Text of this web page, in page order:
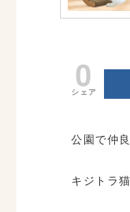
0
シェア
公園で仲
キジトラ